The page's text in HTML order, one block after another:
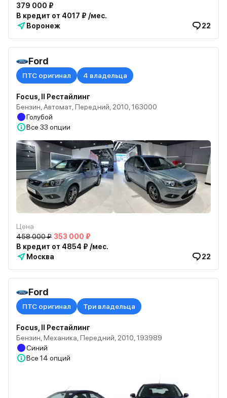
379 000 ₽
В кредит от 4017 ₽ /мес.
Воронеж
22
Ford
ПТС оригинал 4 владельца
Focus, II Рестайлинг
Бензин, Автомат, Передний, 2010, 163000
Голубой
Все 33 опции
Цена
458 000 ₽ 353 000 ₽
В кредит от 4854 ₽ /мес.
Москва
22
Ford
ПТС оригинал Три владельца
Focus, II Рестайлинг
Бензин, Механика, Передний, 2010, 193989
Синий
Все 14 опций